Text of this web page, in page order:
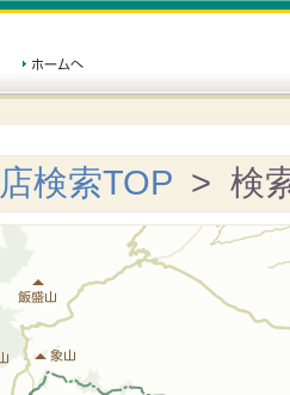
検索TOP > 検